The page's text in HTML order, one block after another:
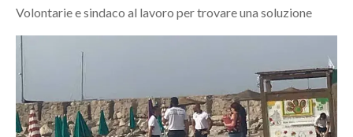
MONDO
SERVIZI ALLE IMPRESE
Volontarie e sindaco al lavoro per trovare una soluzione